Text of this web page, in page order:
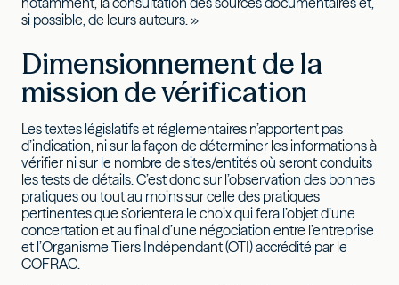
si possible, de leurs auteurs. »
Dimensionnement de la
mission de vérification
Les textes législatifs et réglementaires n’apportent pas
d’indication, ni sur la façon de déterminer les informations à
vérifier ni sur le nombre de sites/entités où seront conduits
les tests de détails. C’est donc sur l’observation des bonnes
pratiques ou tout au moins sur celle des pratiques
pertinentes que s’orientera le choix qui fera l’objet d’une
concertation et au final d’une négociation entre l’entreprise
et l’Organisme Tiers Indépendant (OTI) accrédité par le
COFRAC.